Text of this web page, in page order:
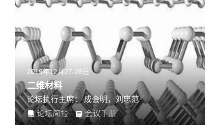
2019年12月27-28日
二维材料
论坛执行主席： 成会明，刘忠范
论坛简报
会议手册